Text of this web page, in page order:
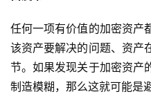
任何一项有价值的加密资产
该资产要解决的问题、资产
节。如果发现关于加密资产
制造模糊，那么这就可能是